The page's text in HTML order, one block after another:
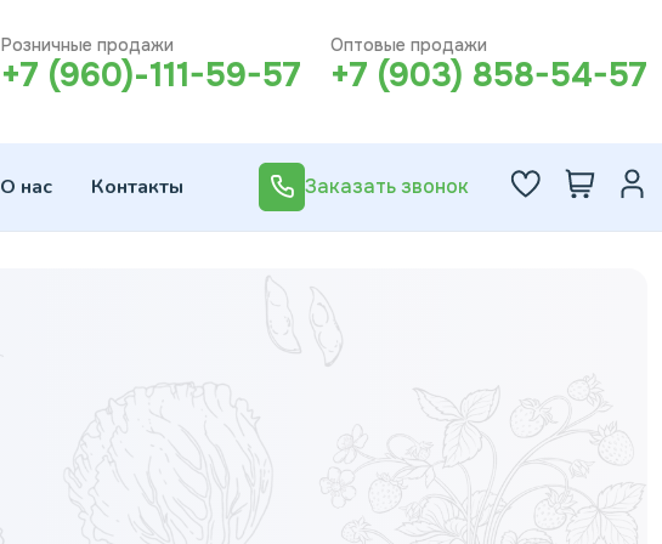
Розничные продажи
+7 (960)-111-59-57
Оптовые продажи
+7 (903) 858-54-57
О нас Контакты Заказать звонок